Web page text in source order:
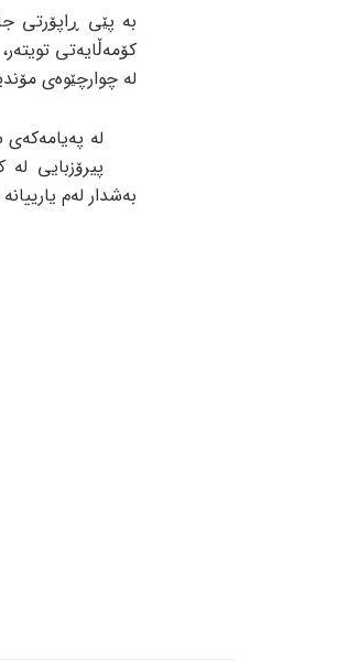
بە پێی ڕاپۆرتی
کۆمەڵایەتی
لە چوارچێوەی
لە پەیامەکەی
پیرۆزبایی
بەشدار لەم